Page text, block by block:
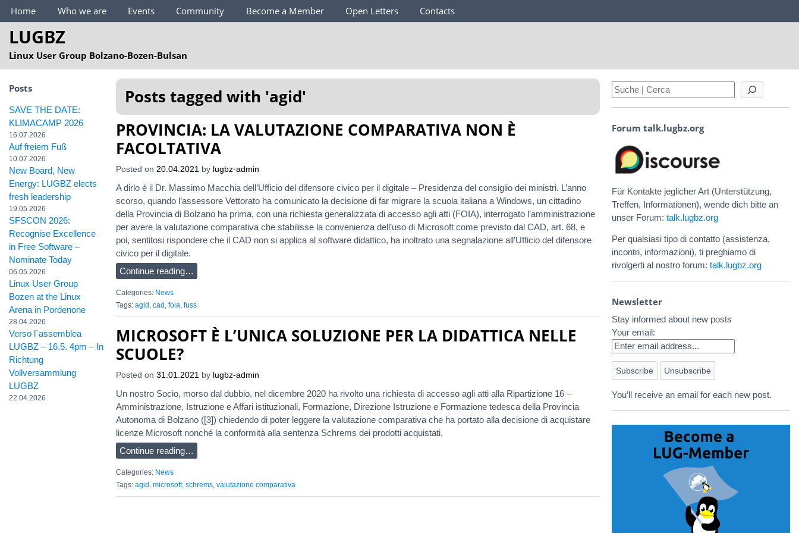
Main Menu
Home Who we are Events Community Become a Member Open Letters Contacts
LUGBZ
Linux User Group Bolzano-Bozen-Bulsan
Posts tagged with 'agid'
PROVINCIA: LA VALUTAZIONE COMPARATIVA NON È
FACOLTATIVA
Posted on 20.04.2021 by lugbz-admin
A dirlo è il Dr. Massimo Macchia dell’Ufficio del difensore civico per il digitale – Presidenza del consiglio dei ministri. L’anno
scorso, quando l’assessore Vettorato ha comunicato la decisione di far migrare la scuola italiana a Windows, un cittadino
della Provincia di Bolzano ha prima, con una richiesta generalizzata di accesso agli atti (FOIA), interrogato l’amministrazione
per avere la valutazione comparativa che stabilisse la convenienza dell’uso di Microsoft come previsto dal CAD, art. 68, e
poi, sentitosi rispondere che il CAD non si applica al software didattico, ha inoltrato una segnalazione all’Ufficio del difensore
civico per il digitale.
Continue reading…
Categories: News
Tags: agid , cad , foia, fuss
MICROSOFT È L’UNICA SOLUZIONE PER LA DIDATTICA NELLE
SCUOLE?
Posted on 31.01.2021 by lugbz-admin
Un nostro Socio, morso dal dubbio, nel dicembre 2020 ha rivolto una richiesta di accesso agli atti alla Ripartizione 16 –
Amministrazione, Istruzione e Affari istituzionali, Formazione, Direzione Istruzione e Formazione tedesca della Provincia
Autonoma di Bolzano ([3]) chiedendo di poter leggere la valutazione comparativa che ha portato alla decisione di acquistare
licenze Microsoft nonché la conformità alla sentenza Schrems dei prodotti acquistati.
Continue reading…
Categories: News
Tags: agid , microsoft, schrems, valutazione comparativa
Posts
SAVE THE DATE:
KLIMACAMP 2026
16.07.2026
Auf freiem Fuß
10.07.2026
New Board, New
Energy: LUGBZ elects
fresh leadership
19.05.2026
SFSCON 2026:
Recognise Excellence
in Free Software –
Nominate Today
06.05.2026
Linux User Group
Bozen at the Linux
Arena in Pordenone
28.04.2026
Verso l´assemblea
LUGBZ – 16.5. 4pm – In
Richtung
Vollversammlung
LUGBZ
22.04.2026
Forum talk.lugbz.org
Für Kontakte jeglicher Art (Unterstützung,
Treffen, Informationen), wende dich bitte an
unser Forum: talk.lugbz.org
Per qualsiasi tipo di contatto (assistenza,
incontri, informazioni), ti preghiamo di
rivolgerti al nostro forum: talk.lugbz.org
Newsletter
Stay informed about new posts
Your email:
You’ll receive an email for each new post.